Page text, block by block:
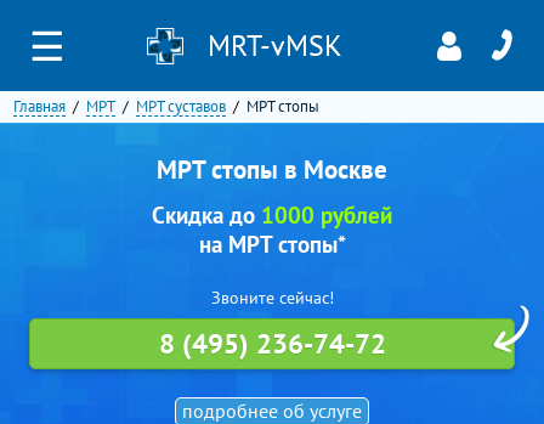
☰ MRT-vMSK
Главная МРТ МРТ суставов МРТ стопы
МРТ стопы в Москве
подробнее об услуге
Скидка до 1000 рублей
на МРТ стопы*
Звоните сейчас!
8 (495) 236-74-72